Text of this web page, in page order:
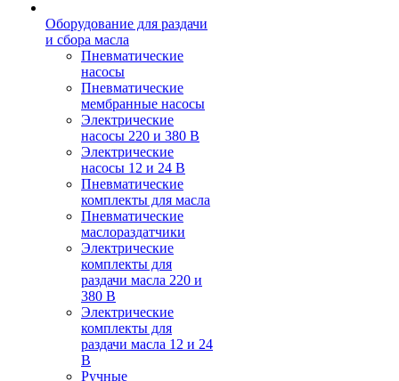
Оборудование для раздачи
и сбора масла
Пневматические
насосы
Пневматические
мембранные насосы
Электрические
насосы 220 и 380 В
Электрические
насосы 12 и 24 В
Пневматические
комплекты для масла
Пневматические
маслораздатчики
Электрические
комплекты для
раздачи масла 220 и
380 В
Электрические
комплекты для
раздачи масла 12 и 24
В
Ручные